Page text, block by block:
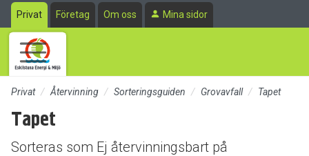
Till sidans huvudinnehåll
Privat Företag Om oss Mina sidor
Privat Återvinning Sorteringsguiden Grovavfall Tapet
Tapet
Sorteras som Ej återvinningsbart på